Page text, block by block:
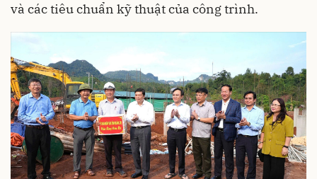
và các tiêu chuẩn kỹ thuật của công trình.